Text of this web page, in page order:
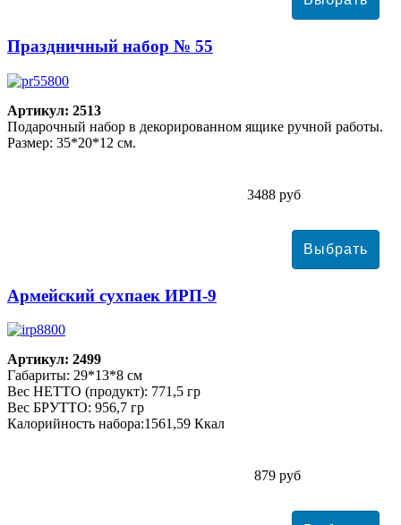
Праздничный набор № 55
Артикул: 2513
Подарочный набор в декорированном ящике ручной работы.
Размер: 35*20*12 см.
3488 руб
Армейский сухпаек ИРП-9
Артикул: 2499
Габариты: 29*13*8 см
Вес НЕТТО (продукт): 771,5 гр
Вес БРУТТО: 956,7 гр
Калорийность набора:1561,59 Ккал
879 руб